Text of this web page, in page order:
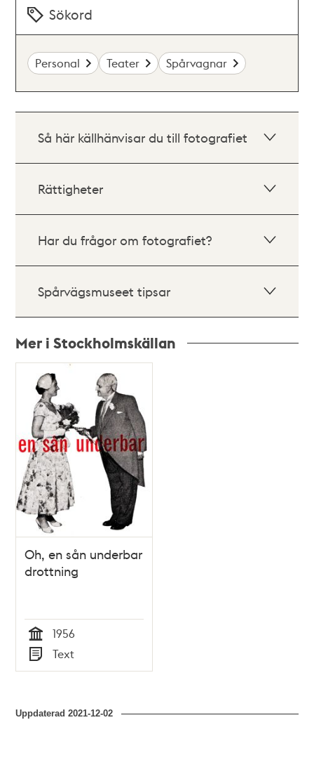
Sökord
Personal Teater Spårvagnar
Så här källhänvisar du till fotografiet
Rättigheter
Har du frågor om fotografiet?
Spårvägsmuseet tipsar
Mer i Stockholmskällan
Relaterade
poster
teman
Oh, en sån underbar
drottning
Tid
1956
Typ
Text
Uppdaterad2021-12-02